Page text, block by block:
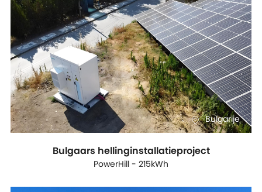
Bulgarije
Bulgaars hellinginstallatieproject
PowerHill - 215kWh